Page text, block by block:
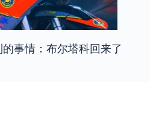
事情：布尔塔科回来了